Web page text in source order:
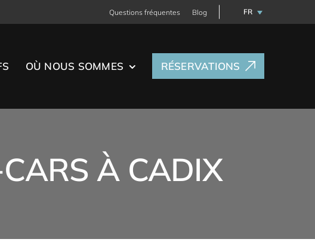
Questions fréquentes Blog FR
OÙ NOUS SOMMES RÉSERVATIONS
À CADIX